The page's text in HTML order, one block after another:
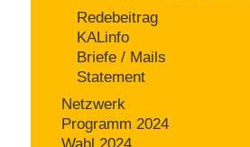
Redebeitrag
KALinfo
Briefe / Mails
Statement
Netzwerk
Programm 2024